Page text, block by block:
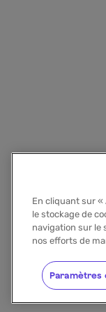
En cliquant sur «
le stockage de
navigation sur le
nos efforts de
Paramètres